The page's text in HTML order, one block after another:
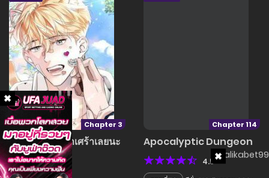
Chapter 3
Not sad – อย่าเศร้าเลยนะ
เจ้าเด็กดื้อ
3
Chapter 114
Apocalyptic Dungeon
4.5